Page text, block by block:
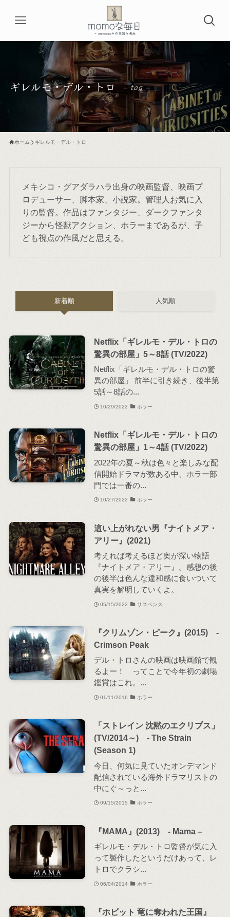
ギレルモ・デル・トロ – tag –
ホーム ギレルモ・デル・トロ
メキシコ・グアダラハラ出身の映画監督、映画プ
ロデューサー、脚本家、小説家。管理人お気に入
りの監督。作品はファンタジー、ダークファンタ
ジーから怪獣アクション、ホラーまであるが、子
ども視点の作風だと思える。
新着順 人気順
Netflix「ギレルモ・デル・トロの
驚異の部屋」5～8話 (TV/2022)
Netflix「ギレルモ・デル・トロの驚
異の部屋」 前半に引き続き、後半第
5話～8話の...
10/29/2022 ホラー
Netflix「ギレルモ・デル・トロの
驚異の部屋」1～4話 (TV/2022)
2022年の夏～秋は色々と楽しみな配
信開始ドラマが数ある中、ホラー部
門では一番の...
10/27/2022 ホラー
這い上がれない男『ナイトメア・
アリー』(2021)
考えれば考えるほど奥が深い物語
『ナイトメア・アリー』。感想の後
の後半は色んな違和感に食いついて
真実を解明していくよ。
05/15/2022 サスペンス
『クリムゾン・ピーク』(2015) -
Crimson Peak
デル・トロさんの映画は映画館で観
るよー！ ってことで今年初の劇場
鑑賞はこれ。...
01/11/2016 ホラー
「ストレイン 沈黙のエクリプス」
(TV/2014～) - The Strain
(Season 1)
今日、何気に見ていたオンデマンド
配信されている海外ドラマリストの
中にぐ～っと...
09/15/2015 ホラー
『MAMA』(2013) - Mama –
ギレルモ・デル・トロ監督が気に入
って製作したというだけあって、レ
トロでクラシ...
06/04/2014 ホラー
『ホビット 竜に奪われた王国』